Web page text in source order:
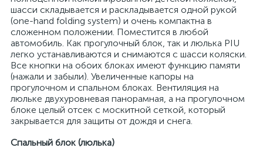
шасси складывается и раскладывается одной рукой
(one-hand folding system) и очень компактна в
сложенном положении. Поместится в любой
автомобиль. Как прогулочный блок, так и люлька PIU
легко устанавливаются и снимаются с шасси коляски.
Все кнопки на обоих блоках имеют функцию памяти
(нажали и забыли). Увеличенные капоры на
прогулочном и спальном блоках. Вентиляция на
люльке двухуровневая панорамная, а на прогулочном
блоке целый отсек с москитной сеткой, который
закрывается для защиты от дождя и снега.
Спальный блок (люлька)